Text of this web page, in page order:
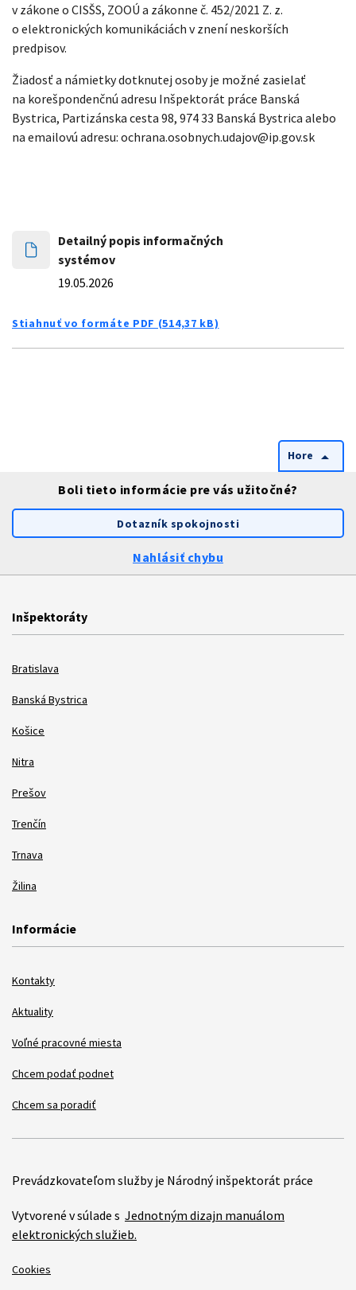
v zákone o CISŠS, ZOOÚ a zákonne č. 452/2021 Z. z.
o elektronických komunikáciách v znení neskorších
predpisov.
Žiadosť a námietky dotknutej osoby je možné zasielať
na korešpondenčnú adresu Inšpektorát práce Banská
Bystrica, Partizánska cesta 98, 974 33 Banská Bystrica alebo
na emailovú adresu: ochrana.osobnych.udajov@ip.gov.sk
Detailný popis informačných
systémov
19.05.2026
Stiahnuť vo formáte PDF (514,37 kB)
Hore arrow_drop_up
Boli tieto informácie pre vás užitočné?
Dotazník spokojnosti
Nahlásiť chybu
Inšpektoráty
Bratislava
Banská Bystrica
Košice
Nitra
Prešov
Trenčín
Trnava
Žilina
Informácie
Kontakty
Aktuality
Voľné pracovné miesta
Chcem podať podnet
Chcem sa poradiť
Prevádzkovateľom služby je Národný inšpektorát práce
Vytvorené v súlade s Jednotným dizajn manuálom
elektronických služieb.
Cookies